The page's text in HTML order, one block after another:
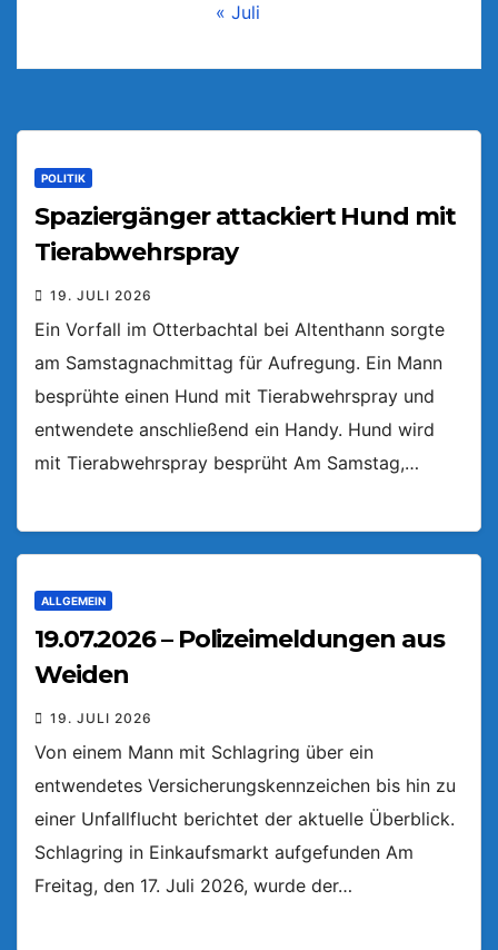
« Juli
POLITIK
Spaziergänger attackiert Hund mit
Tierabwehrspray
19. JULI 2026
Ein Vorfall im Otterbachtal bei Altenthann sorgte
am Samstagnachmittag für Aufregung. Ein Mann
besprühte einen Hund mit Tierabwehrspray und
entwendete anschließend ein Handy. Hund wird
mit Tierabwehrspray besprüht Am Samstag,…
ALLGEMEIN
19.07.2026 – Polizeimeldungen aus
Weiden
19. JULI 2026
Von einem Mann mit Schlagring über ein
entwendetes Versicherungskennzeichen bis hin zu
einer Unfallflucht berichtet der aktuelle Überblick.
Schlagring in Einkaufsmarkt aufgefunden Am
Freitag, den 17. Juli 2026, wurde der…